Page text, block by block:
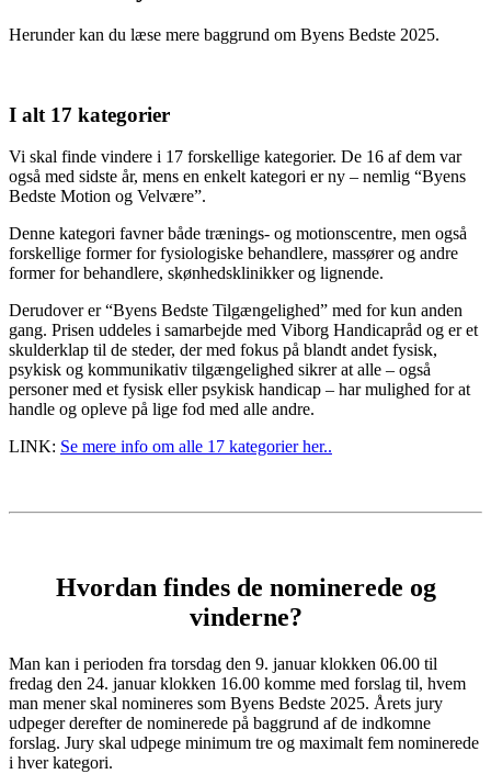
Herunder kan du læse mere baggrund om Byens Bedste 2025.
I alt 17 kategorier
Vi skal finde vindere i 17 forskellige kategorier. De 16 af dem var
også med sidste år, mens en enkelt kategori er ny – nemlig “Byens
Bedste Motion og Velvære”.
Denne kategori favner både trænings- og motionscentre, men også
forskellige former for fysiologiske behandlere, massører og andre
former for behandlere, skønhedsklinikker og lignende.
Derudover er “Byens Bedste Tilgængelighed” med for kun anden
gang. Prisen uddeles i samarbejde med Viborg Handicapråd og er et
skulderklap til de steder, der med fokus på blandt andet fysisk,
psykisk og kommunikativ tilgængelighed sikrer at alle – også
personer med et fysisk eller psykisk handicap – har mulighed for at
handle og opleve på lige fod med alle andre.
LINK: Se mere info om alle 17 kategorier her..
Hvordan findes de nominerede og
vinderne?
Man kan i perioden fra torsdag den 9. januar klokken 06.00 til
fredag den 24. januar klokken 16.00 komme med forslag til, hvem
man mener skal nomineres som Byens Bedste 2025. Årets jury
udpeger derefter de nominerede på baggrund af de indkomne
forslag. Jury skal udpege minimum tre og maximalt fem nominerede
i hver kategori.